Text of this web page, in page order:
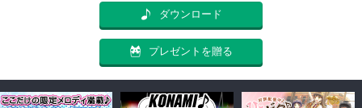
ダウンロード
プレゼントを贈る